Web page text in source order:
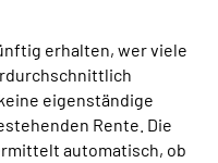
erhalten, wer viele
eigenständige
Rente. Die
automatisch, ob